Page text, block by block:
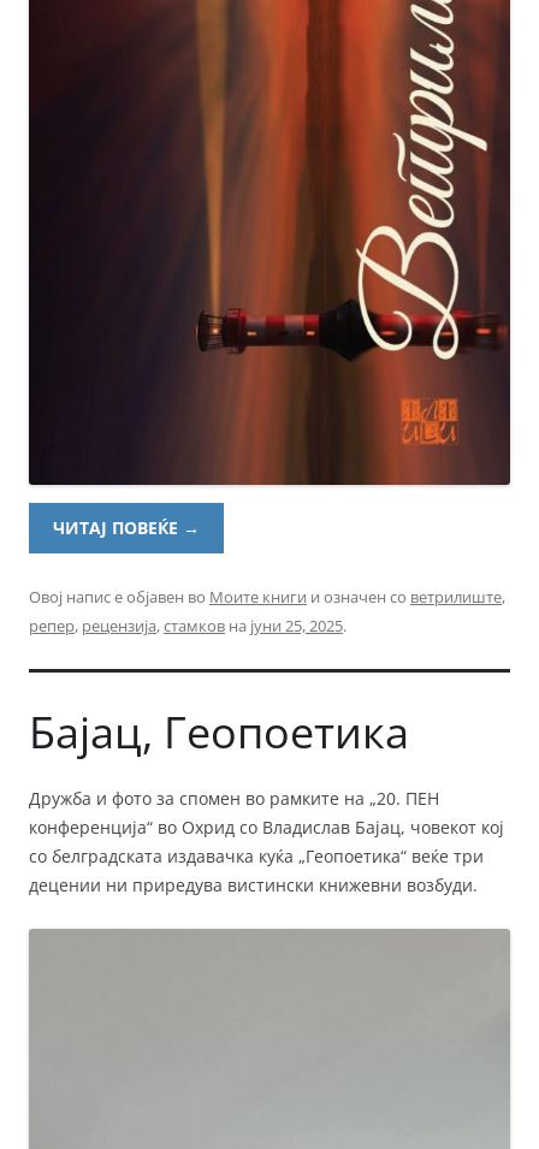
ЧИТАЈ ПОВЕЌЕ →
Овој напис е објавен во Моите книги и означен со ветрилиште,
репер, рецензија,стамков на јуни 25, 2025.
Бајац, Геопоетика
Дружба и фото за спомен во рамките на „20. ПЕН
конференција“ во Охрид со Владислав Бајац, човекот кој
со белградската издавачка куќа „Геопоетика“ веќе три
децении ни приредува вистински книжевни возбуди.